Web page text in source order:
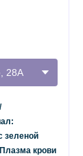
28А
зеленой
крови